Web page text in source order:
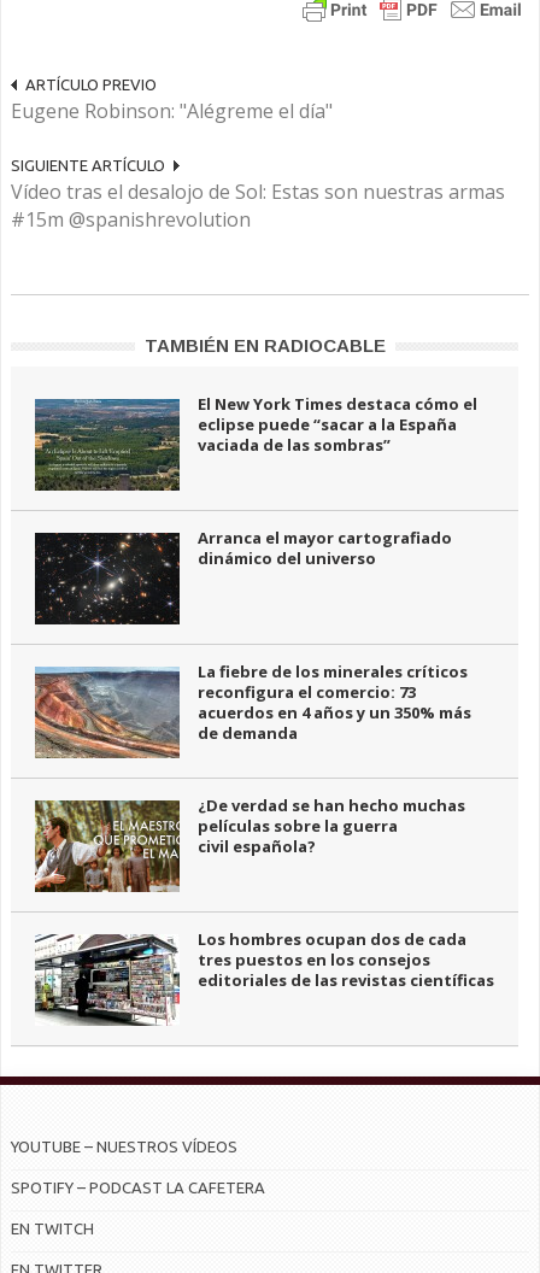
ARTÍCULO PREVIO
Eugene Robinson: "Alégreme el día"
SIGUIENTE ARTÍCULO
Vídeo tras el desalojo de Sol: Estas son nuestras armas
#15m @spanishrevolution
TAMBIÉN EN RADIOCABLE
El New York Times destaca cómo el
eclipse puede “sacar a la España
vaciada de las sombras”
Arranca el mayor cartografiado
dinámico del universo
La fiebre de los minerales críticos
reconfigura el comercio: 73
acuerdos en 4 años y un 350% más
de demanda
¿De verdad se han hecho muchas
películas sobre la guerra
civil española?
Los hombres ocupan dos de cada
tres puestos en los consejos
editoriales de las revistas científicas
YOUTUBE – NUESTROS VÍDEOS
SPOTIFY – PODCAST LA CAFETERA
EN TWITCH
EN TWITTER